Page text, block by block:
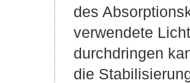
des
verwendete
durchdringen
die